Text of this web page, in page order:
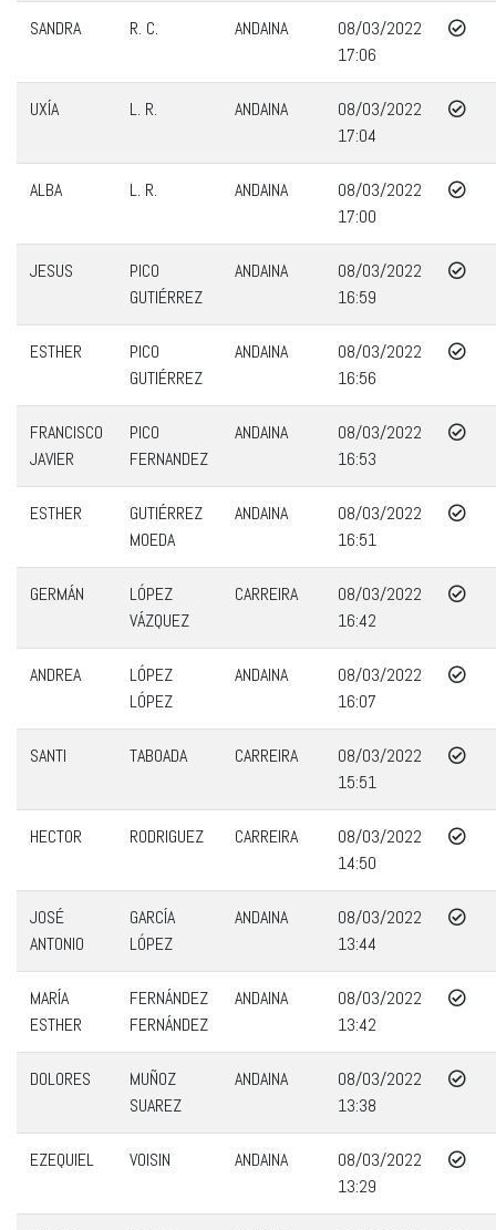
SANDRA R. C. ANDAINA
08/03/2022
17:06
UXÍA L. R. ANDAINA
08/03/2022
17:04
ALBA L. R. ANDAINA
08/03/2022
17:00
JESUS
PICO
GUTIÉRREZ
ANDAINA
08/03/2022
16:59
ESTHER
PICO
GUTIÉRREZ
ANDAINA
08/03/2022
16:56
FRANCISCO
JAVIER
PICO
FERNANDEZ
ANDAINA
08/03/2022
16:53
ESTHER
GUTIÉRREZ
MOEDA
ANDAINA
08/03/2022
16:51
GERMÁN
LÓPEZ
VÁZQUEZ
CARREIRA
08/03/2022
16:42
ANDREA
LÓPEZ
LÓPEZ
ANDAINA
08/03/2022
16:07
SANTI TABOADA CARREIRA
08/03/2022
15:51
HECTOR RODRIGUEZ CARREIRA
08/03/2022
14:50
JOSÉ
ANTONIO
GARCÍA
LÓPEZ
ANDAINA
08/03/2022
13:44
MARÍA
ESTHER
FERNÁNDEZ
FERNÁNDEZ
ANDAINA
08/03/2022
13:42
DOLORES
MUÑOZ
SUAREZ
ANDAINA
08/03/2022
13:38
EZEQUIEL VOISIN ANDAINA
08/03/2022
13:29